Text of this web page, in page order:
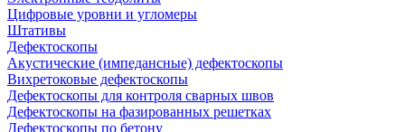
Цифровые уровни и угломеры
Штативы
Дефектоскопы
Акустические (импедансные) дефектоскопы
Вихретоковые дефектоскопы
Дефектоскопы для контроля сварных швов
Дефектоскопы на фазированных решетках
Дефектоскопы по бетону